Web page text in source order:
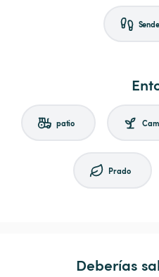
patio
Prado
Deberías